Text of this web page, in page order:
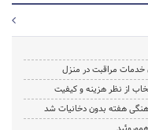
خدمات مراقبت در منزل
از نظر هزینه و کیفیت
هفته بدون دخانیات شد